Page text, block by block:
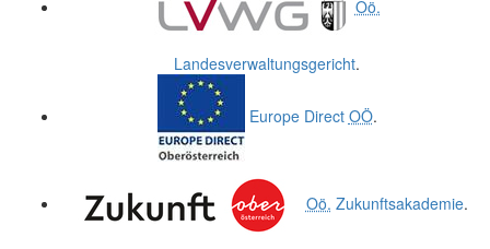
Oö.
Landesverwaltungsgericht.
Europe Direct OÖ.
Oö. Zukunftsakademie.